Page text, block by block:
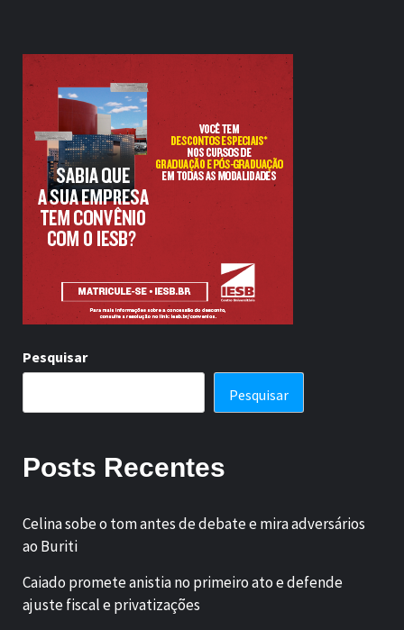
Pesquisar
Pesquisar
Posts Recentes
Celina sobe o tom antes de debate e mira adversários
ao Buriti
Caiado promete anistia no primeiro ato e defende
ajuste fiscal e privatizações